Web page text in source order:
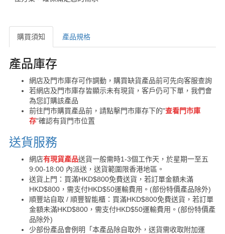
購買須知 產品規格
購買須知
產品庫存
網店及門市庫存可作調動，購買缺貨產品前可先向客服查詢
若網店及門市庫存皆顯示未有現貨，客戶仍可下單，我們會
為您訂購該產品
前往門市購買產品前，請點擊門市庫存下的"查看門市庫
存"確認有貨門市位置
送貨服務
網店有現貨產品送貨一般需時1-3個工作天，於星期一至五
9:00-18:00 內派送，送貨範圍限香港地區。
送貨上門：買滿HKD$800免費送貨，若訂單金額未滿
HKD$800，需支付HKD$50運輸費用。(部份特價產品除外)
順豐站自取 / 順豐智能櫃：買滿HKD$800免費送貨，若訂單
金額未滿HKD$800，需支付HKD$50運輸費用。(部份特價產
品除外)
少部份產品會例明「本產品除自取外，送貨需收取附加運